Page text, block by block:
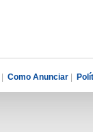
Como Anunciar